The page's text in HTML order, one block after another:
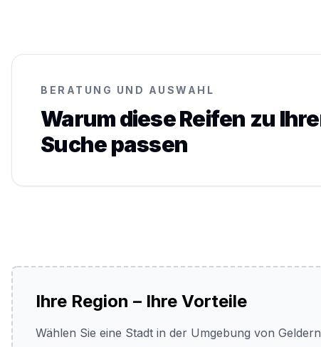
BERATUNG UND AUSWAHL
Warum diese Reifen zu
Suche passen
Ihre Region – Ihre Vorteile
Wählen Sie eine Stadt in der Umgebung von